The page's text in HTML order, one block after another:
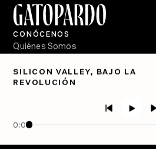
SILICON VALLEY, BAJO LA
REVOLUCIÓN
0:00
CONÓCENOS
Quiénes Somos
PÓDCASTS
Crecer en Distopía